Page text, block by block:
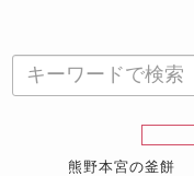
熊野本宮の釜餅